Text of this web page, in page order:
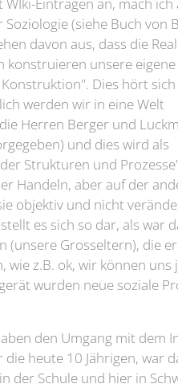
(siehe Buch von
davon aus, dass die
konstruieren unsere
Dies hört sich
werden wir in eine Welt
Herren Berger und
und dies wird als
Strukturen und
Handeln, aber auf der
objektiv und nicht
es sich so dar, als war
(unsere Grosseltern), die
wie z.B. ok, wir können uns
wurden neue soziale
den Umgang mit dem
heute 10 Jährigen, war
der Schule und hier in